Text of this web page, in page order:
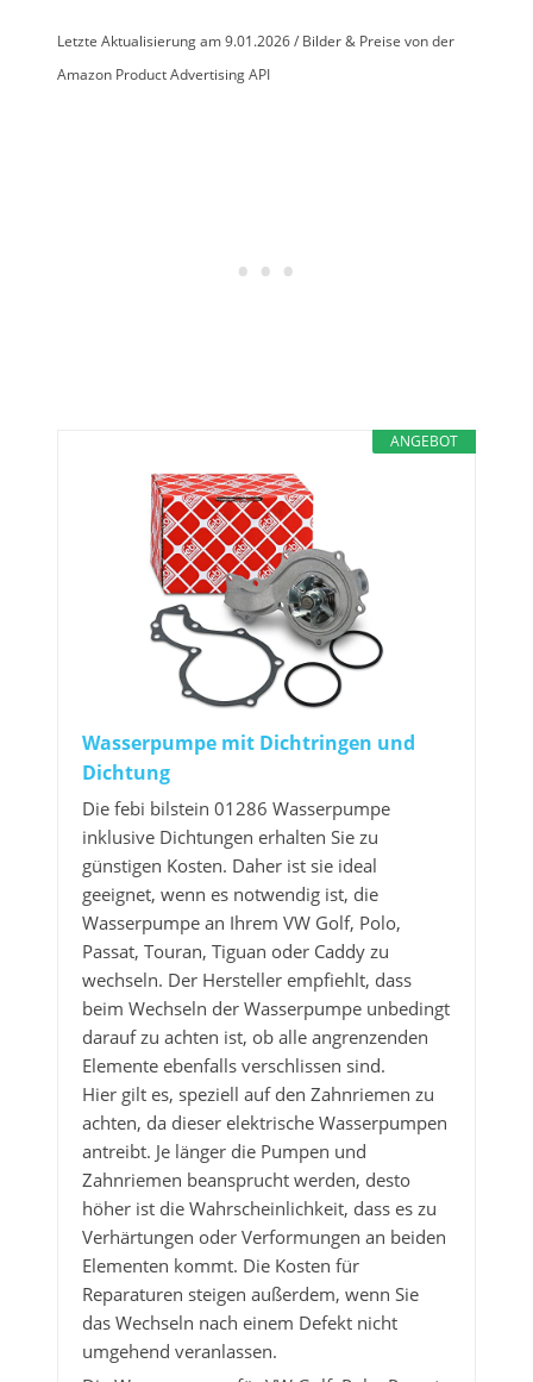
Letzte Aktualisierung am 9.01.2026 / Bilder & Preise von der
Amazon Product Advertising API
ANGEBOT
Wasserpumpe mit Dichtringen und
Dichtung
Die febi bilstein 01286 Wasserpumpe
inklusive Dichtungen erhalten Sie zu
günstigen Kosten. Daher ist sie ideal
geeignet, wenn es notwendig ist, die
Wasserpumpe an Ihrem VW Golf, Polo,
Passat, Touran, Tiguan oder Caddy zu
wechseln. Der Hersteller empfiehlt, dass
beim Wechseln der Wasserpumpe unbedingt
darauf zu achten ist, ob alle angrenzenden
Elemente ebenfalls verschlissen sind.
Hier gilt es, speziell auf den Zahnriemen zu
achten, da dieser elektrische Wasserpumpen
antreibt. Je länger die Pumpen und
Zahnriemen beansprucht werden, desto
höher ist die Wahrscheinlichkeit, dass es zu
Verhärtungen oder Verformungen an beiden
Elementen kommt. Die Kosten für
Reparaturen steigen außerdem, wenn Sie
das Wechseln nach einem Defekt nicht
umgehend veranlassen.